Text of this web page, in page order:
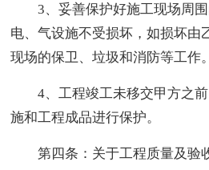
3、妥善保护好施工现场周围
电、气设施不受损坏，如损坏由
现场的保卫、垃圾和消防等工作。
4、工程竣工未移交甲方之前
施和工程成品进行保护。
第四条：关于工程质量及验